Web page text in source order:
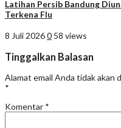
Latihan Persib Bandung
Terkena Flu
8 Juli 20260 58 views
Tinggalkan Balasan
Alamat email Anda tidak akan
*
Komentar *